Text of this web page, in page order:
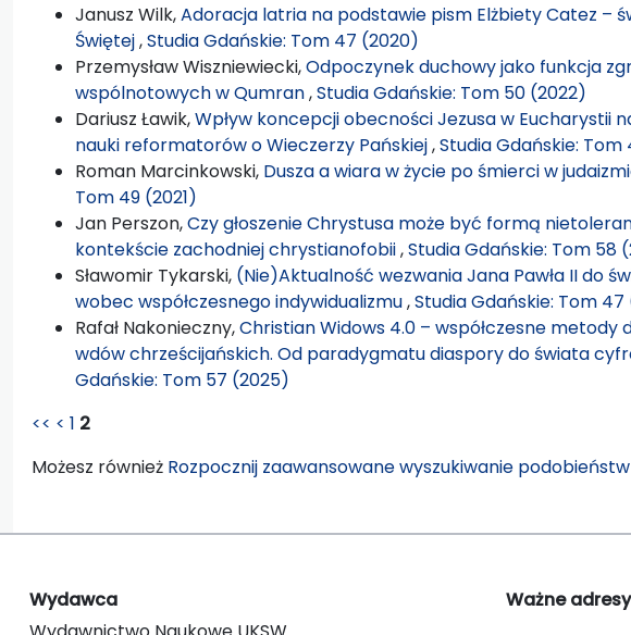
Janusz Wilk,Adoracja latria na podstawie pism Elżbiety Catez –
Świętej,Studia Gdańskie: Tom 47 (2020)
Przemysław Wiszniewiecki,Odpoczynek duchowy jako funkcja
wspólnotowych w Qumran,Studia Gdańskie: Tom 50 (2022)
Dariusz Ławik,Wpływ koncepcji obecności Jezusa w Eucharystii
nauki reformatorów o Wieczerzy Pańskiej,Studia Gdańskie: Tom
Roman Marcinkowski, Dusza a wiara w życie po śmierci w
Tom 49 (2021)
Jan Perszon,Czy głoszenie Chrystusa może być formą
kontekście zachodniej chrystianofobii,Studia Gdańskie: Tom 58
Sławomir Tykarski, (Nie)Aktualność wezwania Jana Pawła II do
wobec współczesnego indywidualizmu,Studia Gdańskie: Tom
Rafał Nakonieczny,Christian Widows 4.0 – współczesne metody
wdów chrześcijańskich. Od paradygmatu diaspory do świata
Gdańskie: Tom 57 (2025)
<< < 1 2
Możesz również Rozpocznij zaawansowane wyszukiwanie podobieństw
Wydawca
Ważne adresy